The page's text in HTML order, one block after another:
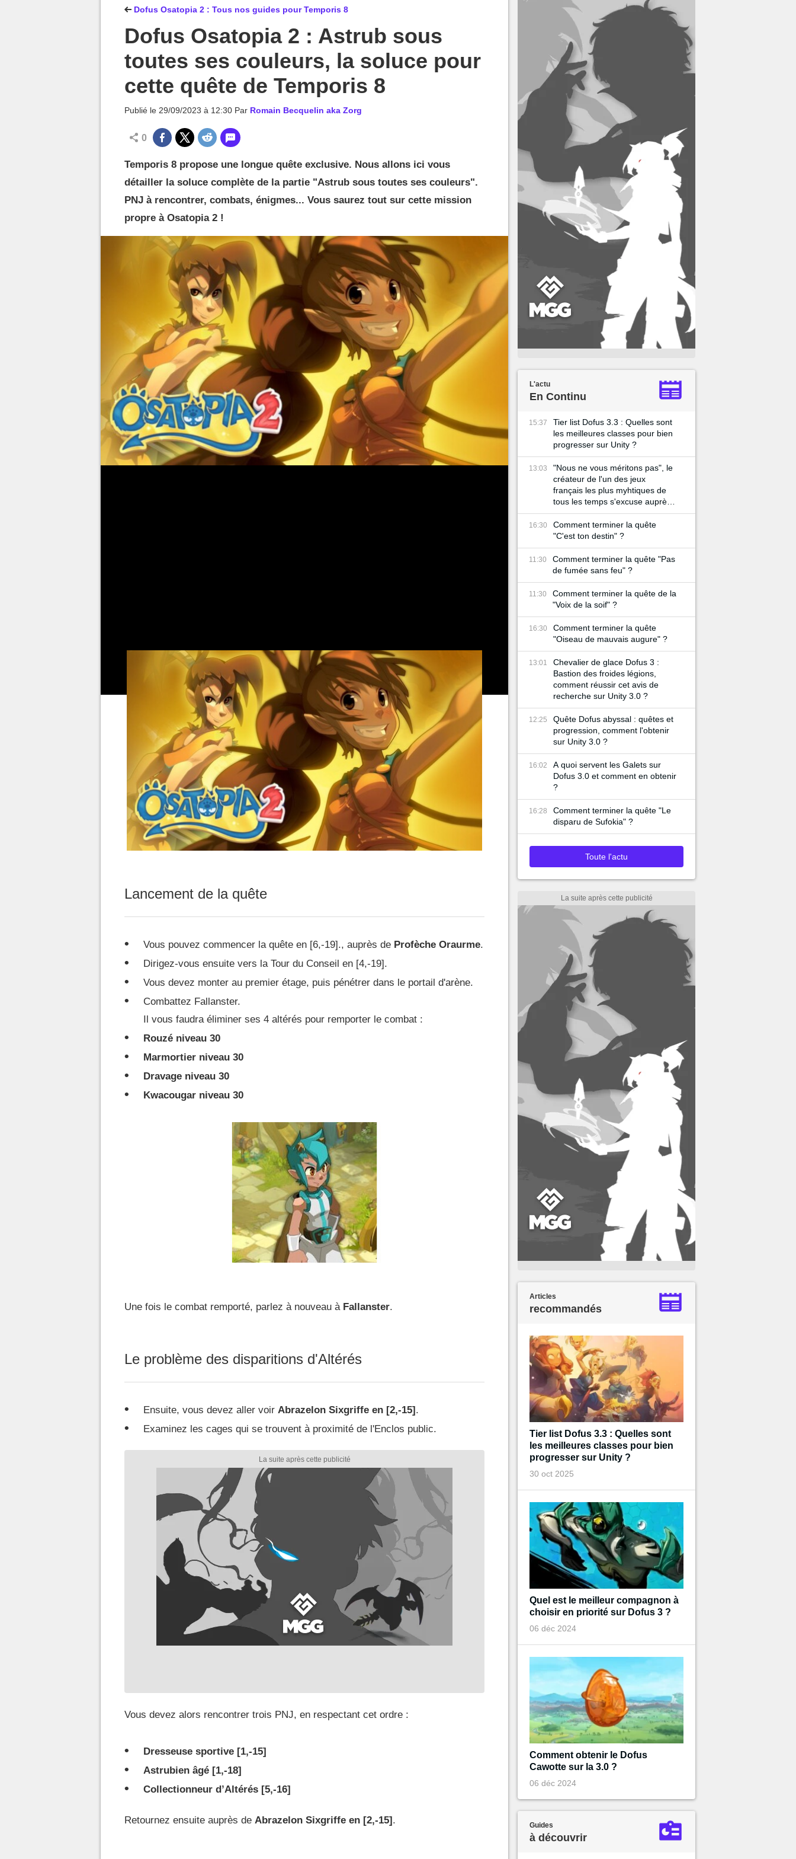
Dofus Osatopia 2 : Tous nos guides pour Temporis 8
Dofus Osatopia 2 : Astrub sous
toutes ses couleurs, la soluce pour
cette quête de Temporis 8
Publié le 29/09/2023 à 12:30 Par Romain Becquelin aka Zorg
0
Temporis 8 propose une longue quête exclusive. Nous allons ici vous
détailler la soluce complète de la partie "Astrub sous toutes ses couleurs".
PNJ à rencontrer, combats, énigmes... Vous saurez tout sur cette mission
propre à Osatopia 2 !
Lancement de la quête
Vous pouvez commencer la quête en [6,-19]., auprès de Profèche Oraurme.
Dirigez-vous ensuite vers la Tour du Conseil en [4,-19].
Vous devez monter au premier étage, puis pénétrer dans le portail d'arène.
Combattez Fallanster.
Il vous faudra éliminer ses 4 altérés pour remporter le combat :
Rouzé niveau 30
Marmortier niveau 30
Dravage niveau 30
Kwacougar niveau 30
Une fois le combat remporté, parlez à nouveau à Fallanster.
Le problème des disparitions d'Altérés
Ensuite, vous devez aller voir Abrazelon Sixgriffe en [2,-15].
Examinez les cages qui se trouvent à proximité de l'Enclos public.
Vous devez alors rencontrer trois PNJ, en respectant cet ordre :
Dresseuse sportive [1,-15]
Astrubien âgé [1,-18]
Collectionneur d’Altérés [5,-16]
Retournez ensuite auprès de Abrazelon Sixgriffe en [2,-15].
L'actu
En Continu
15:37
Tier list Dofus 3.3 : Quelles sont
les meilleures classes pour bien
progresser sur Unity ?
13:03
"Nous ne vous méritons pas", le
créateur de l'un des jeux
français les plus myhtiques de
tous les temps s'excuse auprès
de sa communauté
16:30
Comment terminer la quête
"C'est ton destin" ?
11:30
Comment terminer la quête "Pas
de fumée sans feu" ?
11:30
Comment terminer la quête de la
"Voix de la soif" ?
16:30
Comment terminer la quête
"Oiseau de mauvais augure" ?
13:01
Chevalier de glace Dofus 3 :
Bastion des froides légions,
comment réussir cet avis de
recherche sur Unity 3.0 ?
12:25
Quête Dofus abyssal : quêtes et
progression, comment l'obtenir
sur Unity 3.0 ?
16:02
A quoi servent les Galets sur
Dofus 3.0 et comment en obtenir
?
16:28
Comment terminer la quête "Le
disparu de Sufokia" ?
Toute l'actu
Articles
recommandés
Tier list Dofus 3.3 : Quelles sont
les meilleures classes pour bien
progresser sur Unity ?
30 oct 2025
Quel est le meilleur compagnon à
choisir en priorité sur Dofus 3 ?
06 déc 2024
Comment obtenir le Dofus
Cawotte sur la 3.0 ?
06 déc 2024
Guides
à découvrir